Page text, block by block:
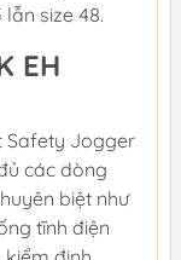
size 48.
EH
Safety Jogger
các dòng
biệt như
tĩnh điện